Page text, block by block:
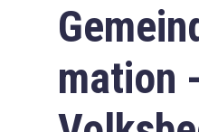
mation -